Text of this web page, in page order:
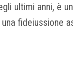
ultimi anni, è
fideiussione